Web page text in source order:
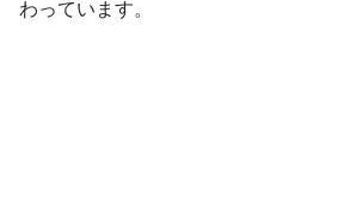
わっています。